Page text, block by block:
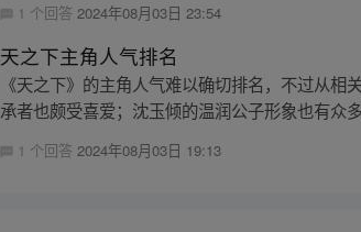
1 个回答 2024年08月03日 23:54
天之下主角人气排名
《天之下》的主角人气难以确切排名，不过从
承者也颇受喜爱；沈玉倾的温润公子形象也有众
1 个回答2024年08月03日 19:13